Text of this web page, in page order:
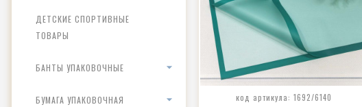
ДЕТСКИЕ СПОРТИВНЫЕ
ТОВАРЫ
БАНТЫ УПАКОВОЧНЫЕ
БУМАГА УПАКОВОЧНАЯ
код артикула: 1692/6140